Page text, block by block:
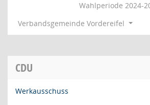
Wahlperiode 2024-
Verbandsgemeinde Vordereifel
CDU
Werkausschuss